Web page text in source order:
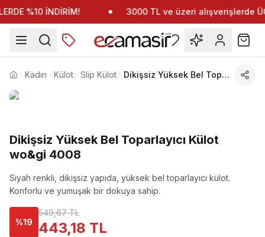
%10 İNDİRİM! 3000 TL ve üzeri alışverişlerde
Anasayfa
Kadın Külot Slip Külot Dikişsiz Yüksek Bel Toparlayıcı Külot wo&gi 4008
Dikişsiz Yüksek Bel Toparlayıcı Külot
wo&gi 4008
Siyah renkli, dikişsiz yapıda, yüksek bel toparlayıcı külot.
Konforlu ve yumuşak bir dokuya sahip.
%19
549,67 TL
443,18 TL